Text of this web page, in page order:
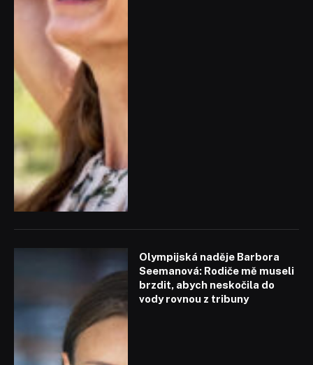
Olympijská naděje Barbora
Seemanová: Rodiče mě museli
brzdit, abych neskočila do
vody rovnou z tribuny